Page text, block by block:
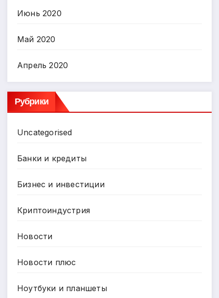
Июнь 2020
Май 2020
Апрель 2020
Рубрики
Uncategorised
Банки и кредиты
Бизнес и инвестиции
Криптоиндустрия
Новости
Новости плюс
Ноутбуки и планшеты